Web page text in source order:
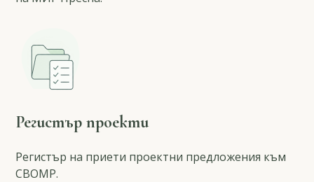
Регистър проекти
Регистър на приети проектни предложения към
СВОМР.